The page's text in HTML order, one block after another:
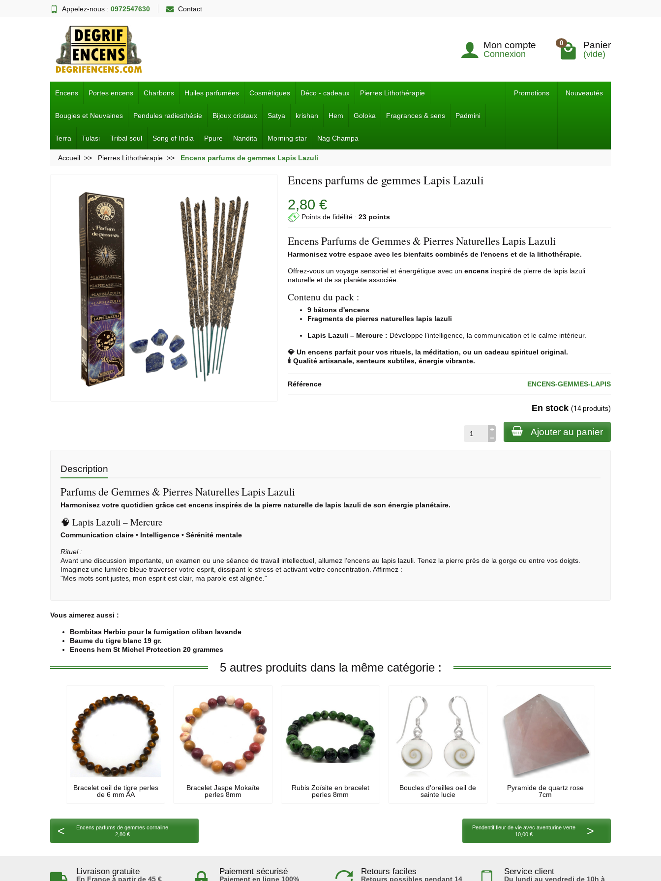
Appelez-nous : 0972547630 Contact
Mon compte
Connexion
0 Panier
(vide)
Encens Portes encens Charbons Huiles parfumées Cosmétiques Déco - cadeaux Pierres Lithothérapie
Bougies et Neuvaines Pendules radiesthésie Bijoux cristaux Satya krishan Hem Goloka Fragrances & sens Padmini
Terra Tulasi Tribal soul Song of India Ppure Nandita Morning star Nag Champa
Promotions Nouveautés
Accueil Pierres Lithothérapie Encens parfums de gemmes Lapis Lazuli
Encens parfums de gemmes Lapis Lazuli
2,80 €
Points de fidélité :23 points
Encens Parfums de Gemmes & Pierres Naturelles Lapis Lazuli
Harmonisez votre espace avec les bienfaits combinés de l'encens et de la lithothérapie.
Offrez-vous un voyage sensoriel et énergétique avec un encens inspiré de pierre de lapis lazuli
naturelle et de sa planète associée.
Contenu du pack :
9 bâtons d'encens
Fragments de pierres naturelles lapis lazuli
Lapis Lazuli – Mercure : Développe l’intelligence, la communication et le calme intérieur.
💎 Un encens parfait pour vos rituels, la méditation, ou un cadeau spirituel original.
🕯️ Qualité artisanale, senteurs subtiles, énergie vibrante.
Référence ENCENS-GEMMES-LAPIS
En stock (14 produits)
Ajouter au panier
Description
Parfums de Gemmes & Pierres Naturelles Lapis Lazuli
Harmonisez votre quotidien grâce cet encens inspirés de la pierre naturelle de lapis lazuli de son énergie planétaire.
🧠 Lapis Lazuli – Mercure
Communication claire • Intelligence • Sérénité mentale
Rituel :
Avant une discussion importante, un examen ou une séance de travail intellectuel, allumez l’encens au lapis lazuli. Tenez la pierre près de la gorge ou entre vos doigts.
Imaginez une lumière bleue traverser votre esprit, dissipant le stress et activant votre concentration. Affirmez :
Mes mots sont justes, mon esprit est clair, ma parole est alignée.
Vous aimerez aussi :
Bombitas Herbio pour la fumigation oliban lavande
Baume du tigre blanc 19 gr.
Encens hem St Michel Protection 20 grammes
5 autres produits dans la même catégorie :
Bracelet oeil de tigre perles
de 6 mm AA
Bracelet Jaspe Mokaïte
perles 8mm
Rubis Zoïsite en bracelet
perles 8mm
Boucles d'oreilles oeil de
sainte lucie
Pyramide de quartz rose
7cm
<
Encens parfums de gemmes cornaline
2,80 €
Pendentif fleur de vie avec aventurine verte
10,00 €
>
Livraison gratuite
En France à partir de 45 €
Paiement sécurisé
Paiement en ligne 100%
Retours faciles
Retours possibles pendant 14
Service client
Du lundi au vendredi de 10h à